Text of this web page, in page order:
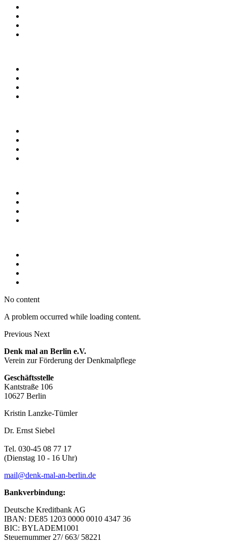
No content
A problem occurred while loading content.
Previous Next
Denk mal an Berlin e.V.
Verein zur Förderung der Denkmalpflege
Geschäftsstelle
Kantstraße 106
10627 Berlin
Kristin Lanzke-Tümler
Dr. Ernst Siebel
Tel. 030-45 08 77 17
(Dienstag 10 - 16 Uhr)
mail@denk-mal-an-berlin.de
Bankverbindung:
Deutsche Kreditbank AG
IBAN: DE85 1203 0000 0010 4347 36
BIC: BYLADEM1001
Steuernummer 27/ 663/ 58221